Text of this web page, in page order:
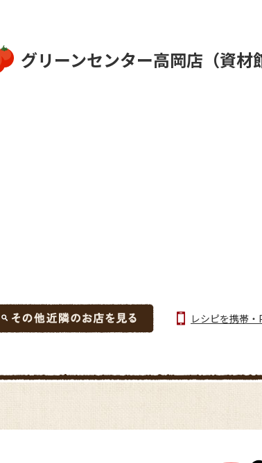
グリーンセンター高岡店（資材
レシピを携帯・